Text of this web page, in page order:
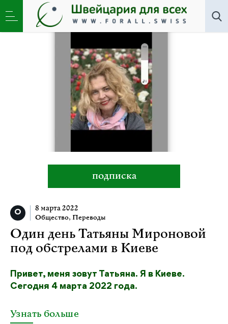
Все авторы»Франциска Штёклин
подписка
8 марта 2022
Общество, Переводы
Один день Татьяны Мироновой
под обстрелами в Киеве
Привет, меня зовут Татьяна. Я в Киеве.
Сегодня 4 марта 2022 года.
Узнать больше